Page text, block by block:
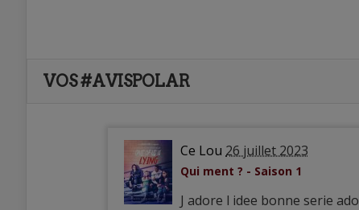
VOS #AVISPOLAR
Ce Lou 26 juillet 2023
Qui ment ? - Saison 1
J adore l idee bonne serie ado